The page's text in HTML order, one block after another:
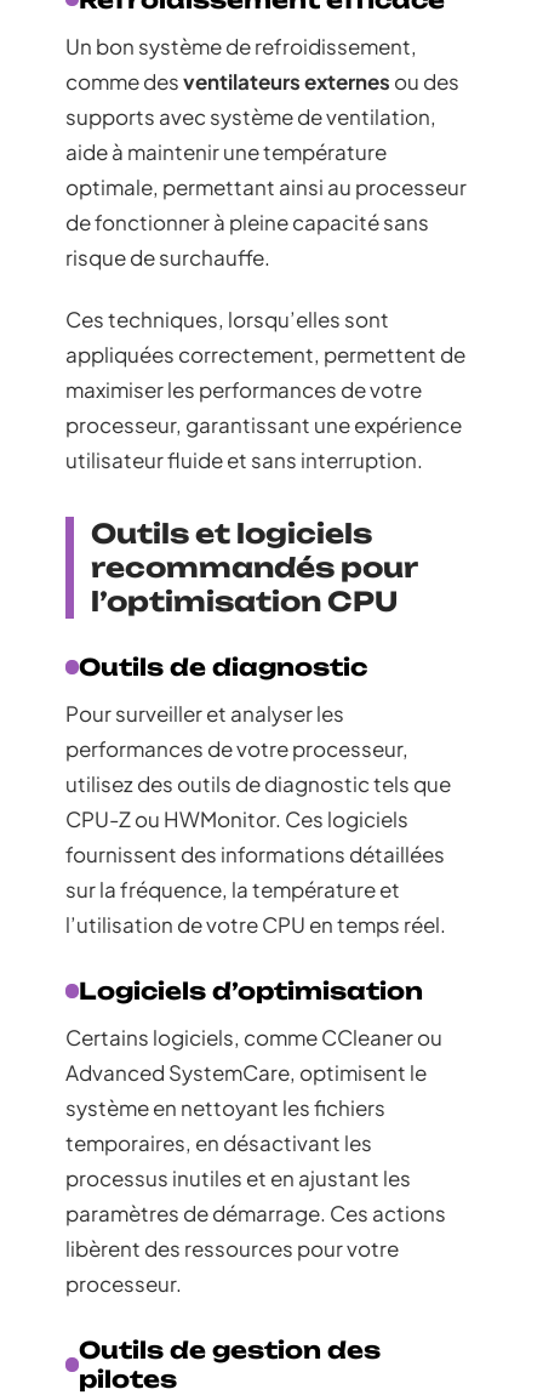
Un bon système de refroidissement,
comme desventilateurs externes ou des
supports avec système de ventilation,
aide à maintenir une température
optimale, permettant ainsi au processeur
de fonctionner à pleine capacité sans
risque de surchauffe.
Ces techniques, lorsqu’elles sont
appliquées correctement, permettent de
maximiser les performances de votre
processeur, garantissant une expérience
utilisateur fluide et sans interruption.
Outils et logiciels
recommandés pour
l’optimisation CPU
Outils de diagnostic
Pour surveiller et analyser les
performances de votre processeur,
utilisez des outils de diagnostic tels que
CPU-Z ou HWMonitor. Ces logiciels
fournissent des informations détaillées
sur la fréquence, la température et
l’utilisation de votre CPU en temps réel.
Logiciels d’optimisation
Certains logiciels, comme CCleaner ou
Advanced SystemCare, optimisent le
système en nettoyant les fichiers
temporaires, en désactivant les
processus inutiles et en ajustant les
paramètres de démarrage. Ces actions
libèrent des ressources pour votre
processeur.
Outils de gestion des
pilotes